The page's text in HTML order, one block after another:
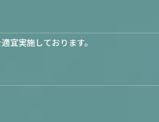
宜実施しております。